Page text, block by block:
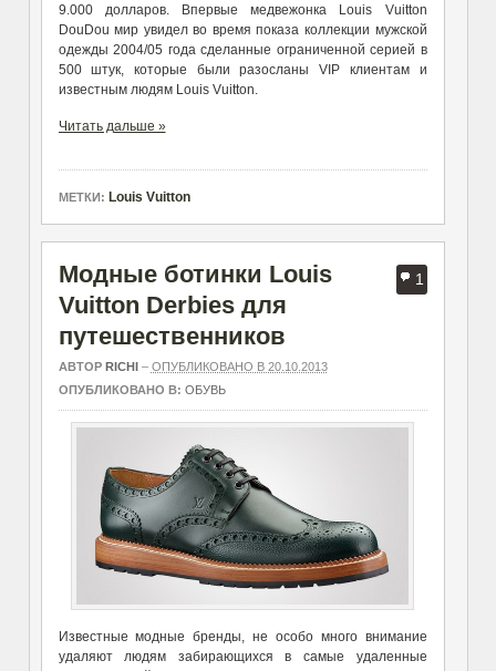
9.000 долларов. Впервые медвежонка Louis Vuitton
DouDou мир увидел во время показа коллекции мужской
одежды 2004/05 года сделанные ограниченной серией в
500 штук, которые были разосланы VIP клиентам и
известным людям Louis Vuitton.
Читать дальше »
МЕТКИ: Louis Vuitton
1
Модные ботинки Louis
Vuitton Derbies для
путешественников
АВТОР RICHI – ОПУБЛИКОВАНО В 20.10.2013
ОПУБЛИКОВАНО В: ОБУВЬ
Известные модные бренды, не особо много внимание
удаляют людям забирающихся в самые удаленные